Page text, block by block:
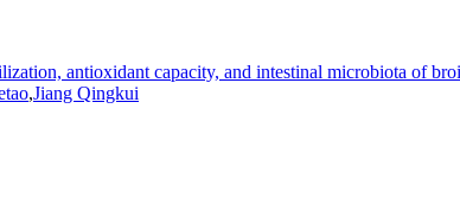
antioxidant capacity, and intestinal microbiota of
,Jiang Qingkui